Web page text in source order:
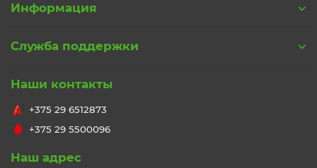
Информация
Служба поддержки
Наши контакты
+375 29 6512873
+375 29 5500096
Наш адрес